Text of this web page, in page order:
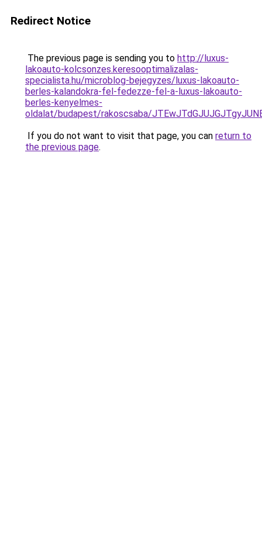
Redirect Notice
The previous page is sending you to http://luxus-
lakoauto-kolcsonzes.keresooptimalizalas-
specialista.hu/microblog-bejegyzes/luxus-lakoauto-
berles-kalandokra-fel-fedezze-fel-a-luxus-lakoauto-
berles-kenyelmes-
oldalat/budapest/rakoscsaba/
If you do not want to visit that page, you can return to
the previous page.